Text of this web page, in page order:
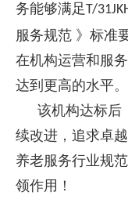
务能够满足T/
服务规范 》标准
在机构运营和服
达到更高的水平。
该机构达标后
续改进，追求卓
养老服务行业规
领作用！